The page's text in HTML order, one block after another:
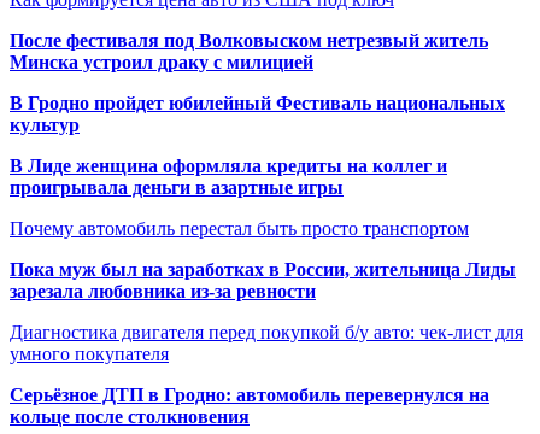
После фестиваля под Волковыском нетрезвый житель
Минска устроил драку с милицией
В Гродно пройдет юбилейный Фестиваль национальных
культур
В Лиде женщина оформляла кредиты на коллег и
проигрывала деньги в азартные игры
Почему автомобиль перестал быть просто транспортом
Пока муж был на заработках в России, жительница Лиды
зарезала любовника из-за ревности
Диагностика двигателя перед покупкой б/у авто: чек-лист для
умного покупателя
Серьёзное ДТП в Гродно: автомобиль перевернулся на
кольце после столкновения